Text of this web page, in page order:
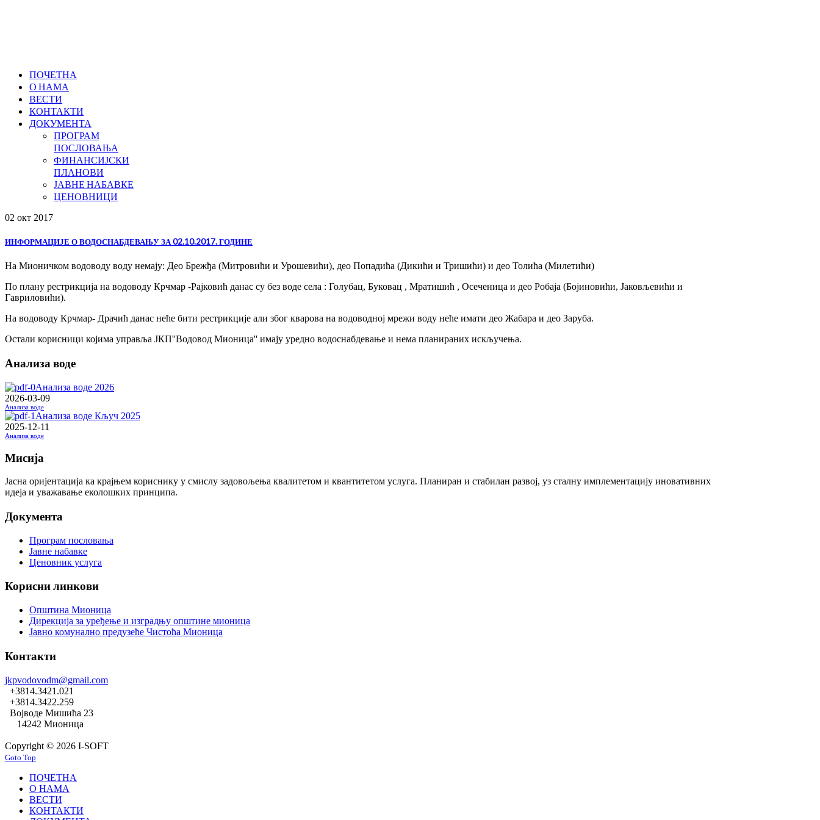
ПОЧЕТНА
О НАМА
ВЕСТИ
КОНТАКТИ
ДОКУМЕНТА
ПРОГРАМ
ПОСЛОВАЊА
ФИНАНСИЈСКИ
ПЛАНОВИ
ЈАВНЕ НАБАВКЕ
ЦЕНОВНИЦИ
02 окт 2017
ИНФОРМАЦИЈЕ О ВОДОСНАБДЕВАЊУ ЗА 02.10.2017. ГОДИНЕ
На Мионичком водоводу воду немају: Део Брежђа (Митровићи и Урошевићи), део Попадића (Дикићи и Тришићи) и део Толића (Милетићи)
По плану рестрикција на водоводу Крчмар -Рајковић данас су без воде села : Голубац, Буковац , Мратишић , Осеченица и део Робаја (Бојиновићи, Јаковљевићи и
Гавриловићи).
На водоводу Крчмар- Драчић данас неће бити рестрикције али због кварова на водоводној мрежи воду неће имати део Жабара и део Заруба.
Остали корисници којима управља ЈКП''Водовод Мионица'' имају уредно водоснабдевање и нема планираних искључења.
Анализа воде
Анализа воде 2026
2026-03-09
Анализа воде
Анализа воде Кључ 2025
2025-12-11
Анализа воде
Мисија
Јасна оријентација ка крајњем кориснику у смислу задовољења квалитетом и квантитетом услуга. Планиран и стабилан развој, уз сталну имплементацију иновативних
идеја и уважавање еколошких принципа.
Документа
Програм пословања
Јавне набавке
Ценовник услуга
Корисни линкови
Општина Мионица
Дирекција за уређење и изградњу општине мионица
Јавно комунално предузеће Чистоћа Мионица
Контакти
jkpvodovodm@gmail.com
+3814.3421.021
+3814.3422.259
Војводе Мишића 23
14242 Мионица
Copyright © 2026 I-SOFT
Goto Top
ПОЧЕТНА
О НАМА
ВЕСТИ
КОНТАКТИ